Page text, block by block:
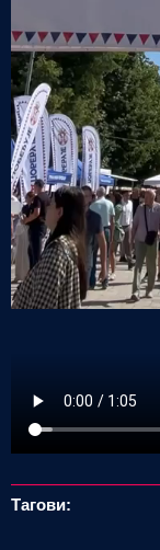
Тагови: